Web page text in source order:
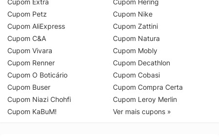
Cupom Petz
Cupom AliExpress
Cupom C&A
Cupom Vivara
Cupom Renner
Cupom O Boticário
Cupom Buser
Cupom Niazi Chohfi
Cupom KaBuM!
Cupom Nike
Cupom Zattini
Cupom Natura
Cupom Mobly
Cupom Decathlon
Cupom Cobasi
Cupom Compra Certa
Cupom Leroy Merlin
Ver mais cupons »